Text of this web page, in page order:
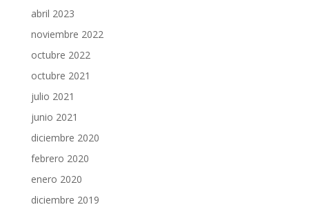
abril 2023
noviembre 2022
octubre 2022
octubre 2021
julio 2021
junio 2021
diciembre 2020
febrero 2020
enero 2020
diciembre 2019